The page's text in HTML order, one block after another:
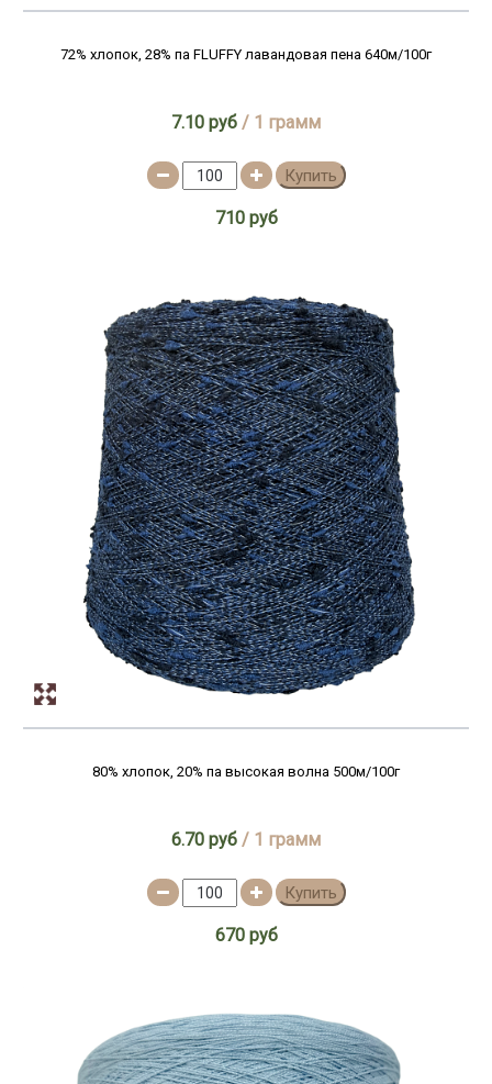
72% хлопок, 28% па FLUFFY лавандовая пена 640м/100г
7.10 руб / 1 грамм
Купить
710 руб
80% хлопок, 20% па высокая волна 500м/100г
6.70 руб / 1 грамм
Купить
670 руб